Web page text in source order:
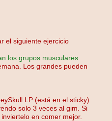
el siguiente ejercicio
los grupos musculares
Los grandes pueden
LP (está en el sticky)
solo 3 veces al gim. Si
en comer mejor.